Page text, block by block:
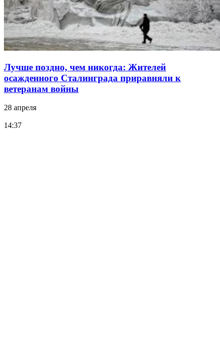
Лучше поздно, чем никогда: Жителей
осажденного Сталинграда приравняли к
ветеранам войны
28 апреля
14:37